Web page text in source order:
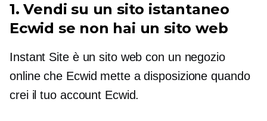
1. Vendi su un sito istantaneo
Ecwid se non hai un sito web
Instant Site è un sito web con un negozio
online che Ecwid mette a disposizione quando
crei il tuo account Ecwid.